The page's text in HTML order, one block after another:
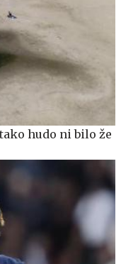
hudo ni bilo že